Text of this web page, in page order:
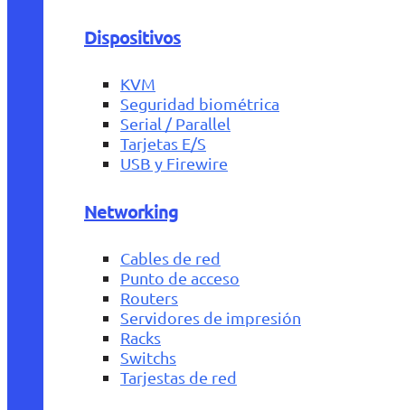
Dispositivos
KVM
Seguridad biométrica
Serial / Parallel
Tarjetas E/S
USB y Firewire
Networking
Cables de red
Punto de acceso
Routers
Servidores de impresión
Racks
Switchs
Tarjestas de red